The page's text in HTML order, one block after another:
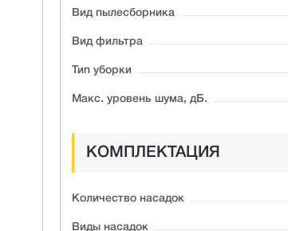
Вид пылесборника
Вид фильтра
Тип уборки
Макс. уровень шума, дБ.
КОМПЛЕКТАЦИЯ
Количество насадок
Виды насадок